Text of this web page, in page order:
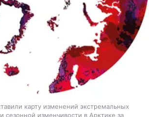
карту изменений экстремальных
сезонной изменчивости в Арктике за